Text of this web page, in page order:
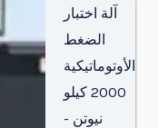
آلة اختبار
الضغط
الأوتوماتيكية
2000 كيلو
نيوتن -